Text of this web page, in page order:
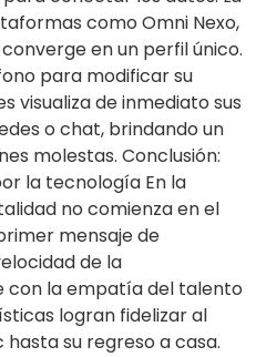
como Omni Nexo,
en un perfil único.
para modificar su
visualiza de inmediato sus
o chat, brindando un
molestas. Conclusión:
la tecnología En la
no comienza en el
mensaje de
de la
con la empatía del talento
logran fidelizar al
su regreso a casa.